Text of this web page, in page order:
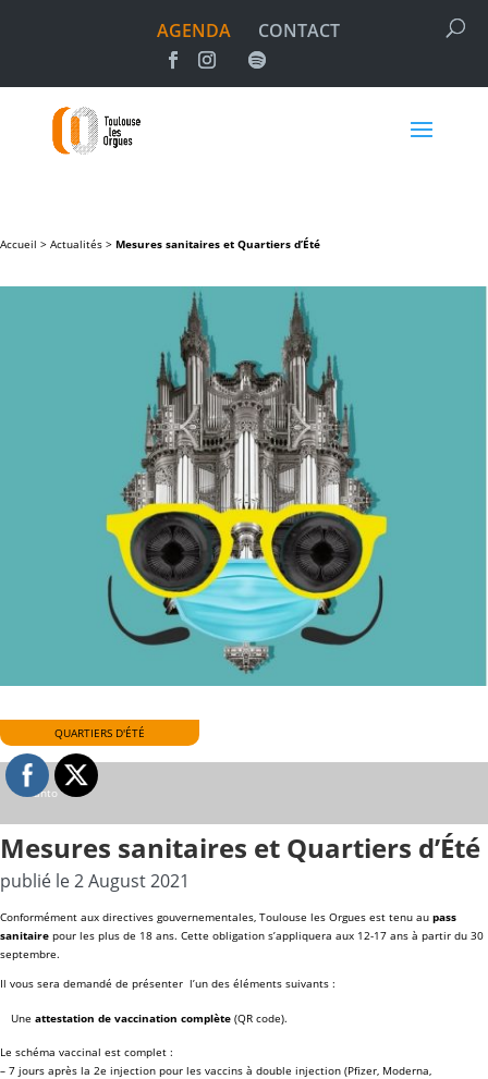
AGENDA CONTACT
Accueil > Actualités > Mesures sanitaires et Quartiers d’Été
© anto
QUARTIERS D'ÉTÉ
Mesures sanitaires et Quartiers d’Été
publié le 2 August 2021
Conformément aux directives gouvernementales, Toulouse les Orgues est tenu au pass
sanitaire pour les plus de 18 ans. Cette obligation s’appliquera aux 12-17 ans à partir du 30
septembre.
Il vous sera demandé de présenter l’un des éléments suivants :
Une attestation de vaccination complète (QR code).
Le schéma vaccinal est complet :
– 7 jours après la 2e injection pour les vaccins à double injection (Pfizer, Moderna,